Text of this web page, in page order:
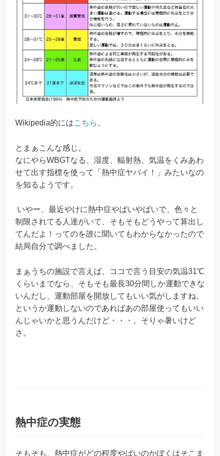
Wikipedia的にはこちら 。
とまぁこんな感じ。
なにやらWBGTなる、湿度、輻射熱、気温をくみあわ
せて出す指標を使って「熱中症ヤバイ！」みたいなの
を知るようです。
いやー、最近やけに熱中症やばいやばいで、色々と
制限されてる人達がいて、そもそもどうやって算出し
てんだよ！ってのを誰に聞いてもわからなかったので
結局自分で調べました。
まぁうちの施設で言えば、ココで言う目安の気温31℃
くらいまでなら、そもそも最長30分間しか運動できな
いんだし、運動部屋を開放してもいい気がしますね。
というか運動しないのであればあの部屋使ってもいい
んじゃいかと思うんだけど・・・。そりゃ暑いけど
さ。
熱中症の実態
そもそも、熱中症がどの程度やばいのかぼくはそこま